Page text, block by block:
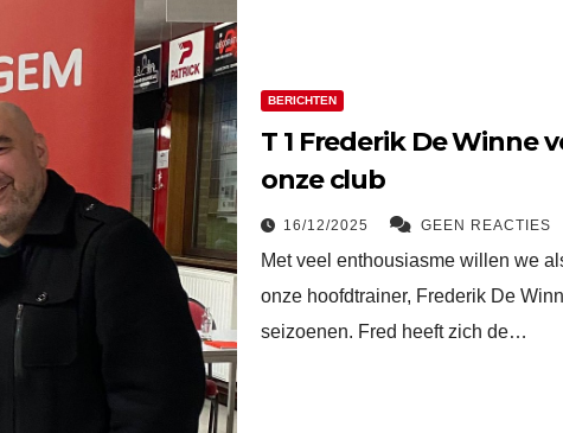
BERICHTEN
T 1 Frederik De Winne
onze club
16/12/2025 GEEN REACTIES
Met veel enthousiasme willen we
onze hoofdtrainer, Frederik De
seizoenen. Fred heeft zich de…